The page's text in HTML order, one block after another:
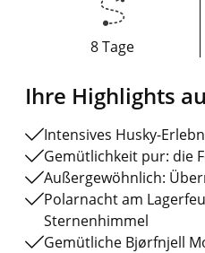
8 Tage
Ihre Highlights
Intensives Husky-
Gemütlichkeit pur: die
Außergewöhnlich:
Polarnacht am
Sternenhimmel
Gemütliche Bjørfnjell